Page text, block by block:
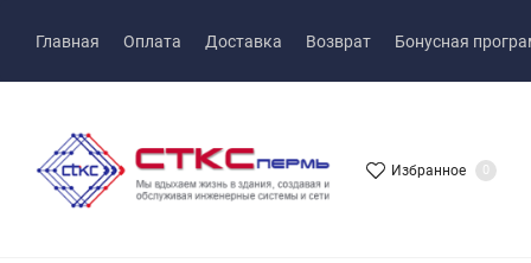
Главная Оплата Доставка Возврат Бонусная
Избранное 0